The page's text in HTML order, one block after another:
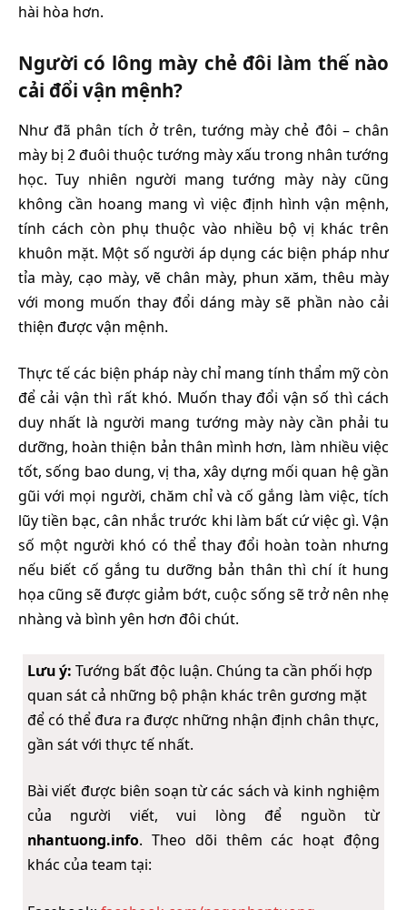
hài hòa hơn.
Người có lông mày chẻ đôi làm thế nào
cải đổi vận mệnh?
Như đã phân tích ở trên, tướng mày chẻ đôi – chân
mày bị 2 đuôi thuộc tướng mày xấu trong nhân tướng
học. Tuy nhiên người mang tướng mày này cũng
không cần hoang mang vì việc định hình vận mệnh,
tính cách còn phụ thuộc vào nhiều bộ vị khác trên
khuôn mặt. Một số người áp dụng các biện pháp như
tỉa mày, cạo mày, vẽ chân mày, phun xăm, thêu mày
với mong muốn thay đổi dáng mày sẽ phần nào cải
thiện được vận mệnh.
Thực tế các biện pháp này chỉ mang tính thẩm mỹ còn
để cải vận thì rất khó. Muốn thay đổi vận số thì cách
duy nhất là người mang tướng mày này cần phải tu
dưỡng, hoàn thiện bản thân mình hơn, làm nhiều việc
tốt, sống bao dung, vị tha, xây dựng mối quan hệ gần
gũi với mọi người, chăm chỉ và cố gắng làm việc, tích
lũy tiền bạc, cân nhắc trước khi làm bất cứ việc gì. Vận
số một người khó có thể thay đổi hoàn toàn nhưng
nếu biết cố gắng tu dưỡng bản thân thì chí ít hung
họa cũng sẽ được giảm bớt, cuộc sống sẽ trở nên nhẹ
nhàng và bình yên hơn đôi chút.
Lưu ý: Tướng bất độc luận. Chúng ta cần phối hợp
quan sát cả những bộ phận khác trên gương mặt
để có thể đưa ra được những nhận định chân thực,
gần sát với thực tế nhất.
Bài viết được biên soạn từ các sách và kinh nghiệm
của người viết, vui lòng để nguồn từ
nhantuong.info. Theo dõi thêm các hoạt động
khác của team tại: